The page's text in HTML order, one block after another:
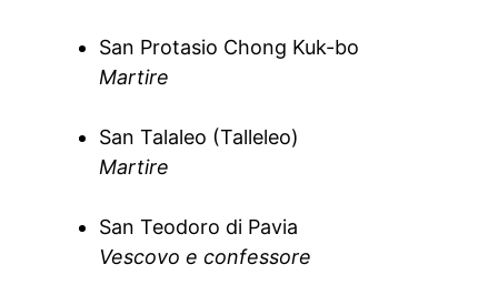
San Protasio Chong Kuk-bo
Martire
San Talaleo (Talleleo)
Martire
San Teodoro di Pavia
Vescovo e confessore